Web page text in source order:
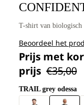
T-shirt van biologisch
Beoordeel het
Prijs met
prijs €35,00
TRAIL grey odessa